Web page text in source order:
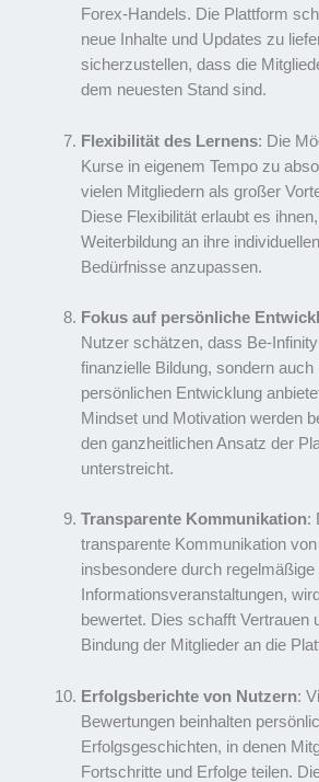
Forex-Handels. Die Plattform
neue Inhalte und Updates zu
sicherzustellen, dass die
dem neuesten Stand sind.
Flexibilität des Lernens: Die
Kurse in eigenem Tempo zu
vielen Mitgliedern als großer
Diese Flexibilität erlaubt es
Weiterbildung an ihre
Bedürfnisse anzupassen.
Fokus auf persönliche
Nutzer schätzen, dass Be-
finanzielle Bildung, sondern auch
persönlichen Entwicklung
Mindset und Motivation werden
den ganzheitlichen Ansatz der
unterstreicht.
Transparente Kommunikation:
transparente Kommunikation
insbesondere durch regelmäßige
Informationsveranstaltungen,
bewertet. Dies schafft Vertrauen
Bindung der Mitglieder an die
Erfolgsberichte von Nutzern:
Bewertungen beinhalten
Erfolgsgeschichten, in denen
Fortschritte und Erfolge teilen.